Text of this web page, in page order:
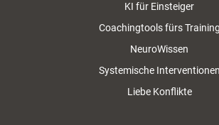
KI für Einsteiger
Coachingtools fürs Training
NeuroWissen
Systemische Interventionen
Liebe Konflikte